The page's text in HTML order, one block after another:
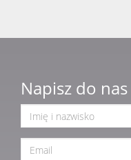
Napisz do nas